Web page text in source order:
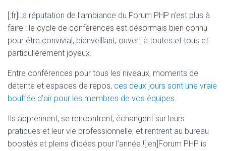
[:fr]La réputation de l’ambiance du Forum PHP n’est plus à
faire : le cycle de conférences est désormais bien connu
pour être convivial, bienveillant, ouvert à toutes et tous et
particulièrement joyeux.
Entre conférences pour tous les niveaux, moments de
détente et espaces de repos, ces deux jours sont une vraie
bouffée d’air pour les membres de vos équipes.
Ils apprennent, se rencontrent, échangent sur leurs
pratiques et leur vie professionnelle, et rentrent au bureau
boostés et pleins d’idées pour l’année ![:en]Forum PHP is